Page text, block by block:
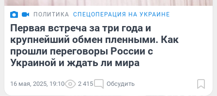
ПОЛИТИКА СПЕЦОПЕРАЦИЯ НА УКРАИНЕ
Первая встреча за три года и
крупнейший обмен пленными. Как
прошли переговоры России с
Украиной и ждать ли мира
16 мая, 2025, 19:10 2 415 Обсудить